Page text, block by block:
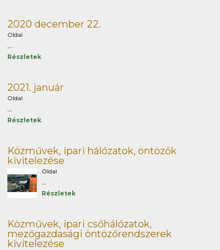
2020 december 22.
Oldal
...
Részletek
2021. január
Oldal
...
Részletek
Közművek, ipari hálózatok, öntözők
kivitelezése
Oldal
...
Részletek
Közművek, ipari csőhálózatok,
mezőgazdasági öntözőrendszerek
kivitelezése